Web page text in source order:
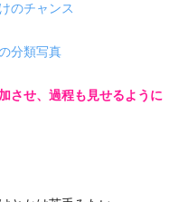
のチャンス
分類写真
させ、過程も見せるように